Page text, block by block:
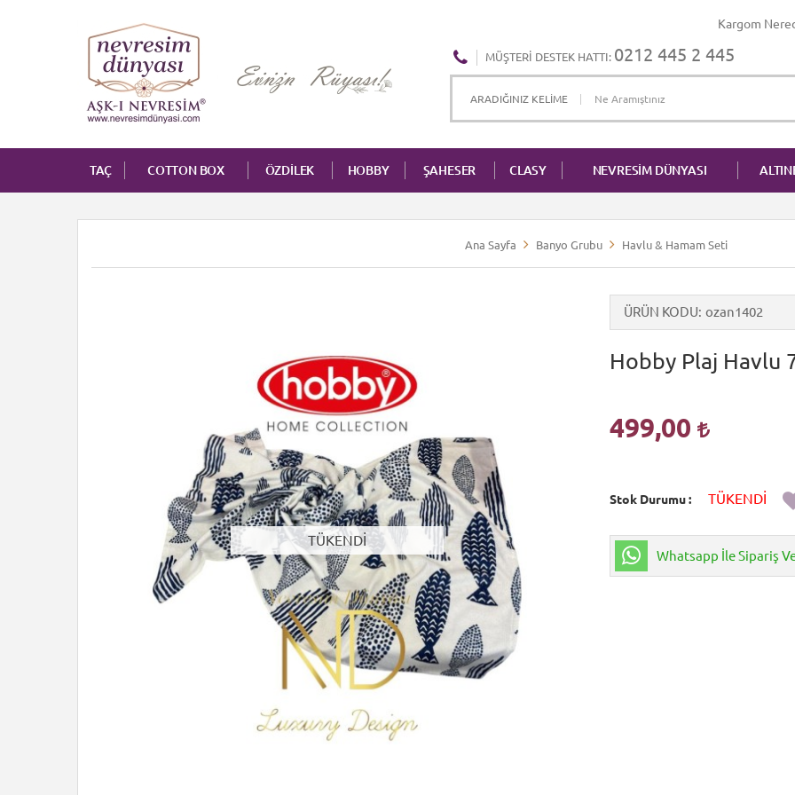
Kargom
MÜŞTERI DESTEK HATTI: 0212 445 2 445
TAÇ COTTON BOX ÖZDİLEK HOBBY ŞAHESER CLASY NEVRESİM DÜNYASI
Ana Sayfa Banyo Grubu Havlu & Hamam Seti
TÜKENDİ
ÜRÜN KODU ozan1402
Hobby Plaj Havlu
499,00
Stok Durumu TÜKENDİ
Whatsapp İle Sipariş